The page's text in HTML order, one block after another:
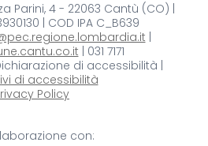
Parini, 4 - 22063 Cantù (CO) |
| COD IPA C_B639
| 031 7171
di accessibilità |
di accessibilità
Policy
con: